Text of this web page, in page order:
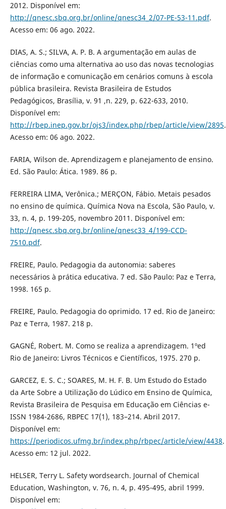
2012. Disponível em:
http://qnesc.sbq.org.br/online/qnesc34_2/07-PE-53-11.pdf.
Acesso em: 06 ago. 2022.
DIAS, A. S.; SILVA, A. P. B. A argumentação em aulas de
ciências como uma alternativa ao uso das novas tecnologias
de informação e comunicação em cenários comuns à escola
pública brasileira. Revista Brasileira de Estudos
Pedagógicos, Brasília, v. 91 ,n. 229, p. 622-633, 2010.
Disponível em:
http://rbep.inep.gov.br/ojs3/index.php/rbep/article/view/2895.
Acesso em: 06 ago. 2022.
FARIA, Wilson de. Aprendizagem e planejamento de ensino.
Ed. São Paulo: Ática. 1989. 86 p.
FERREIRA LIMA, Verônica.; MERÇON, Fábio. Metais pesados
no ensino de química. Química Nova na Escola, São Paulo, v.
33, n. 4, p. 199-205, novembro 2011. Disponível em:
http://qnesc.sbq.org.br/online/qnesc33_4/199-CCD-
7510.pdf.
FREIRE, Paulo. Pedagogia da autonomia: saberes
necessários à prática educativa. 7 ed. São Paulo: Paz e Terra,
1998. 165 p.
FREIRE, Paulo. Pedagogia do oprimido. 17 ed. Rio de Janeiro:
Paz e Terra, 1987. 218 p.
GAGNÉ, Robert. M. Como se realiza a aprendizagem. 1ºed
Rio de Janeiro: Livros Técnicos e Científicos, 1975. 270 p.
GARCEZ, E. S. C.; SOARES, M. H. F. B. Um Estudo do Estado
da Arte Sobre a Utilização do Lúdico em Ensino de Química,
Revista Brasileira de Pesquisa em Educação em Ciências e-
ISSN 1984-2686, RBPEC 17(1), 183–214. Abril 2017.
Disponível em:
https://periodicos.ufmg.br/index.php/rbpec/article/view/4438.
Acesso em: 12 jul. 2022.
HELSER, Terry L. Safety wordsearch. Journal of Chemical
Education, Washington, v. 76, n. 4, p. 495-495, abril 1999.
Disponível em: